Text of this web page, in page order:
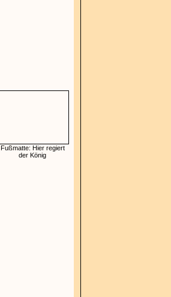
Fußmatte: Hier regiert
der König